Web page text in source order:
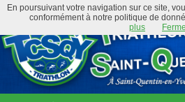
En poursuivant votre navigation sur ce site,
conformément à notre politique de
plus